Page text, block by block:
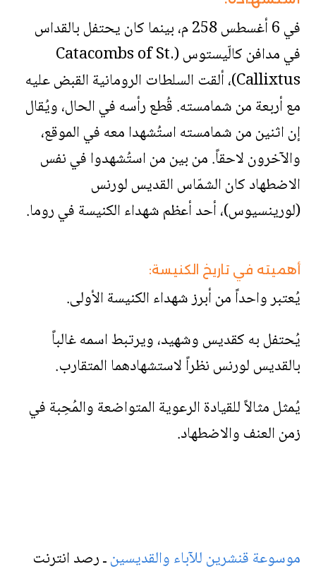
في 6 أغسطس 258 م، بينما كان يحتفل بالقداس
في مدافن كالّيستوس (Catacombs of St.
Callixtus)، ألقت السلطات الرومانية القبض عليه
مع أربعة من شمامسته. قُطع رأسه في الحال، ويُقال
إن اثنين من شمامسته استُشهدا معه في الموقع،
والآخرون لاحقاً. من بين من استُشهدوا في نفس
الاضطهاد كان الشمّاس القديس لورنس
(لورينسيوس)، أحد أعظم شهداء الكنيسة في روما.
أهميته في تاريخ الكنيسة:
يُعتبر واحداً من أبرز شهداء الكنيسة الأولى.
يُحتفل به كقديس وشهيد، ويرتبط اسمه غالباً
بالقديس لورنس نظراً لاستشهادهما المتقارب.
يُمثل مثالاً للقيادة الرعوية المتواضعة والمُحِبة في
زمن العنف والاضطهاد.
موسوعة قنشرين للآباء والقديسينـ رصد انترنت